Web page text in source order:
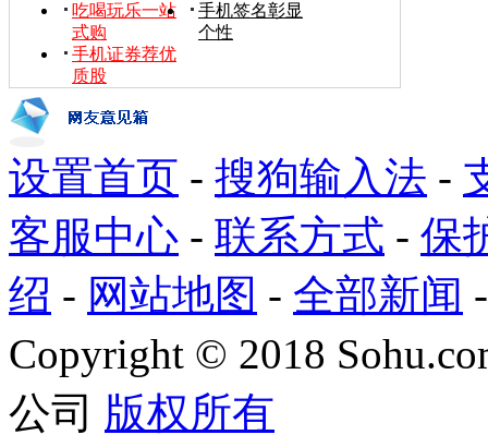
吃喝玩乐一站
式购
手机签名彰显
个性
手机证券荐优
质股
设置首页 - 搜狗输入法 -
客服中心 - 联系方式 - 保
绍 - 网站地图 - 全部新闻
Copyright © 2018
公司 版权所有